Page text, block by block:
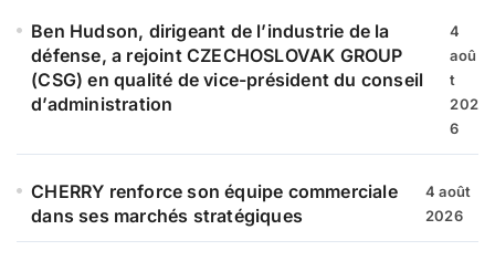
e Ben Hudson, dirigeant de l’industrie de la
défense, a rejoint CZECHOSLOVAK GROUP
(CSG) en qualité de vice-président du conseil
d’administration
4
aoû
t
202
6
CHERRY renforce son équipe commerciale
dans ses marchés stratégiques
4 août
2026